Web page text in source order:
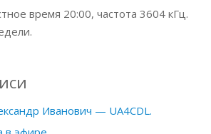
время 20:00, частота 3604 кГц.
Иванович — UA4CDL.